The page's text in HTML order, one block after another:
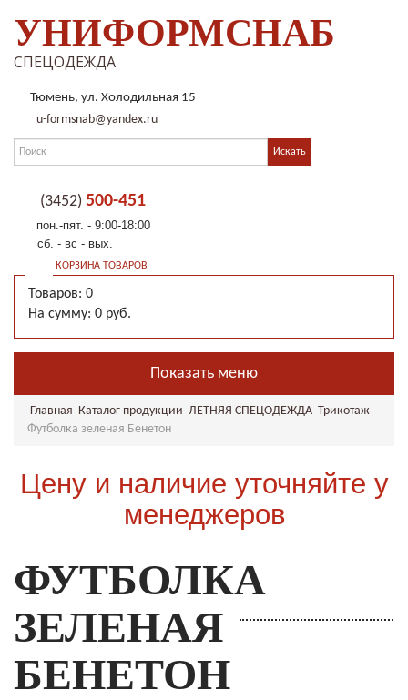
УНИФОРМСНАБ
СПЕЦОДЕЖДА
Тюмень, ул. Холодильная 15
u-formsnab@yandex.ru
(3452) 500-451
пон.-пят. - 9:00-18:00
сб. - вс - вых.
КОРЗИНА ТОВАРОВ
Товаров: 0
На сумму: 0 руб.
Показать меню
Главная Каталог продукции ЛЕТНЯЯ СПЕЦОДЕЖДА Трикотаж
Футболка зеленая Бенетон
Цену и наличие уточняйте у
менеджеров
ФУТБОЛКА
ЗЕЛЕНАЯ
БЕНЕТОН